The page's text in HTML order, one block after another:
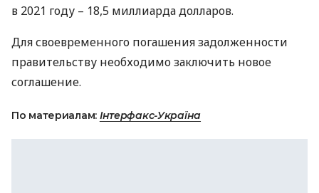
в 2021 году – 18,5 миллиарда долларов.
Для своевременного погашения задолженности
правительству необходимо заключить новое
соглашение.
По материалам: Інтерфакс-Україна